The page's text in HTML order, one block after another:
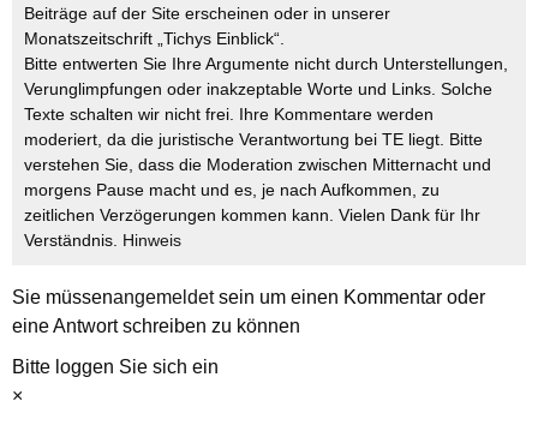
Beiträge auf der Site erscheinen oder in unserer
Monatszeitschrift „Tichys Einblick“.
Bitte entwerten Sie Ihre Argumente nicht durch Unterstellungen,
Verunglimpfungen oder inakzeptable Worte und Links. Solche
Texte schalten wir nicht frei. Ihre Kommentare werden
moderiert, da die juristische Verantwortung bei TE liegt. Bitte
verstehen Sie, dass die Moderation zwischen Mitternacht und
morgens Pause macht und es, je nach Aufkommen, zu
zeitlichen Verzögerungen kommen kann. Vielen Dank für Ihr
Verständnis. Hinweis
Sie müssenangemeldetsein um einen Kommentar oder
eine Antwort schreiben zu können
Bitte loggen Sie sich ein
×